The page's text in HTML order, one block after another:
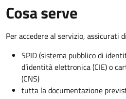
Cosa serve
Per accedere al servizio, assicurati
SPID (sistema pubblico di
d’identità elettronica (CIE) o
(CNS)
tutta la documentazione